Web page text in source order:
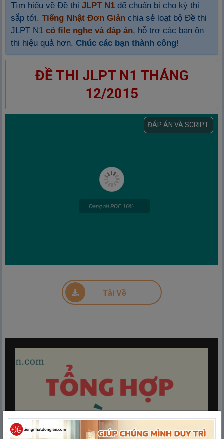
Tìm hiểu về Đề thiJLPT N1 để chuẩn bị cho kỳ thi
sắp tới.Tiếng Nhật Đơn Giản chia sẻ loạt bộ Đề thi
JLPT N1có file nghe và đáp án, hỗ trợ các bạn ôn
thi hiệu quả hơn.Chúc các bạn thành công!
ĐỀ THI JLPT N1 THÁNG
12/2015
ĐÁP ÁN VÀ SCRIPT
Đang tải PDF 16% ...
Tải Về